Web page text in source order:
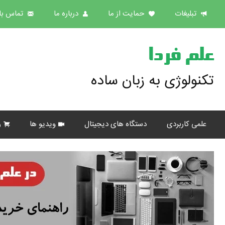
تبلیغات حمایت از ما درباره ما تماس
علم فردا
تکنولوژی به زبان ساده
علمی کاربردی دستگاه های دیجیتال ویدیو ها